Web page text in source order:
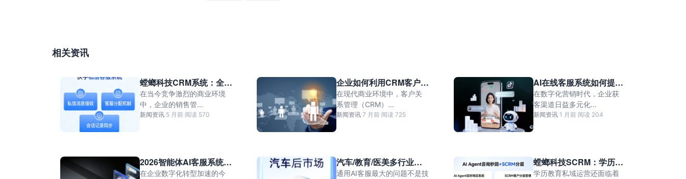
相关资讯
螳螂科技CRM系统：全面
提升销售管理效率的利器
在当今竞争激烈的商业环境
中，企业的销售管...
新闻资讯·5 月前·阅读 570
企业如何利用CRM客户管
理系统提升业绩？你还在
等什么？
在现代商业环境中，客户关
系管理（CRM）...
新闻资讯·7 月前·阅读 725
AI在线客服系统如何提升
企业客户转化率？螳螂科
技给出实战答案
在数字化营销时代，企业获
客渠道日益多元化...
新闻资讯·1 月前·阅读 204
2026智能体AI客服系统：
从应答机器人到自主业务
在企业数字化转型加速的今
汽车/教育/医美多行业适
配，螳螂科技销售智能体
通用AI客服最大的问题不是技
螳螂科技SCRM：学历教
育私域，合规运营提升报
学历教育私域运营还面临着